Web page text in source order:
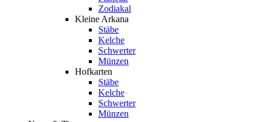
Zodiakal
Kleine Arkana
Stäbe
Kelche
Schwerter
Münzen
Hofkarten
Stäbe
Kelche
Schwerter
Münzen